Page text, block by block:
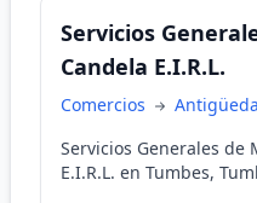
Servicios
Candela E.I.R.L.
Comercios
Servicios Generales de
E.I.R.L. en Tumbes,